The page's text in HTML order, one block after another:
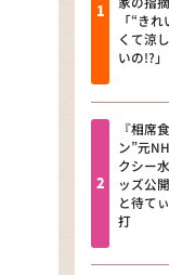
「“き
くて涼
いの!?」
『相席
ン”元
クシー
ッズ公
と待て
打